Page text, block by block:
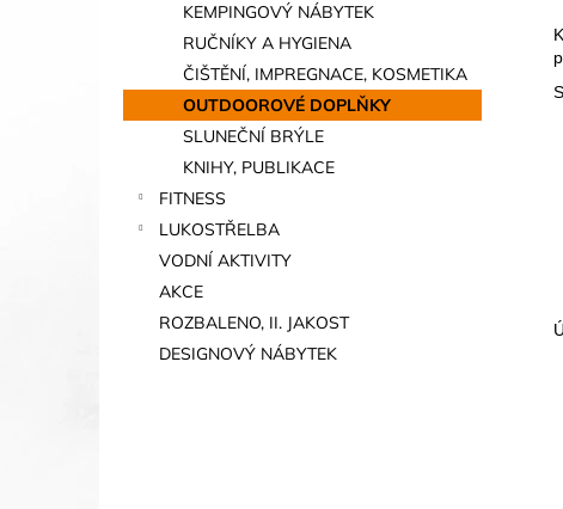
KEMPINGOVÝ NÁBYTEK
RUČNÍKY A HYGIENA
ČIŠTĚNÍ, IMPREGNACE, KOSMETIKA
OUTDOOROVÉ DOPLŇKY
SLUNEČNÍ BRÝLE
KNIHY, PUBLIKACE
FITNESS
LUKOSTŘELBA
VODNÍ AKTIVITY
AKCE
ROZBALENO, II. JAKOST
DESIGNOVÝ NÁBYTEK